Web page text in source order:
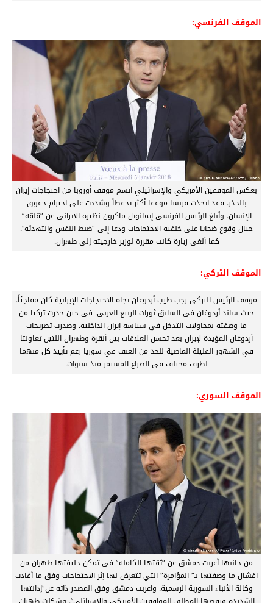
الموقف الفرنسي:
بعكس الموقفين الأمريكي والإسرائيلي اتسم موقف أوروبا من احتجاجات إيران
بالحذر. فقد اتخذت فرنسا موقفا أكثر تحفظاً وشددت على احترام حقوق
الإنسان. وأبلغ الرئيس الفرنسي إيمانويل ماكرون نظيره الايراني عن “قلقه”
حيال وقوع ضحايا على خلفية الاحتجاجات ودعا إلى “ضبط النفس والتهدئة”.
كما ألغى زيارة كانت مقررة لوزير خارجيته إلى طهران.
الموقف التركي:
موقف الرئيس التركي رجب طيب أردوغان تجاه الاحتجاجات الإيرانية كان مفاجئاً.
حيث ساند أردوغان في السابق ثورات الربيع العربي. في حين حذرت تركيا من
ما وصفته بمحاولات التدخل في سياسة إيران الداخلية. وصدرت تصريحات
أردوغان المؤيدة لإيران بعد تحسن العلاقات بين أنقرة وطهران اللتين تعاونتا
في الشهور القليلة الماضية للحد من العنف في سوريا رغم تأييد كل منهما
لطرف مختلف في الصراع المستمر منذ سنوات.
الموقف السوري:
من جانبها أعربت دمشق عن “ثقتها الكاملة” في تمكن حليفتها طهران من
افشال ما وصفتها بـ” المؤامرة” التي تتعرض لها إثر الاحتجاجات وفق ما أفادت
وكالة الأنباء السورية الرسمية. واعربت دمشق وفق المصدر ذاته عن”إدانتها